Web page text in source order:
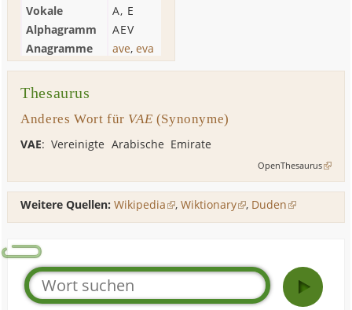
Vokale
A, E
Alphagramm
AEV
Anagramme
ave,eva
Thesaurus
Anderes Wort für VAE (Synonyme)
VAE: Vereinigte Arabische Emirate
OpenThesaurus
Weitere Quellen: Wikipedia ,Wiktionary , Duden